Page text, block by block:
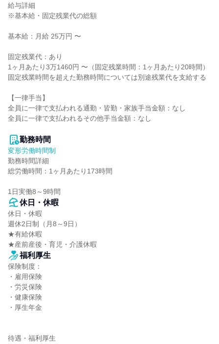
給与詳細
※基本給・固定残業代の総額
基本給：月給 25万円 〜
固定残業代：あり
1ヶ月あたり3万1460円 〜（固定残業時間：1ヶ月あたり20時間）
固定残業時間を超えた勤務時間については別途残業代を支給する
【一律手当】
全員に一律で支払われる通勤・皆勤・家族手当金額：なし
全員に一律で支払われるその他手当金額：なし
勤務時間
変形労働時間制
勤務時間詳細
総労働時間：1ヶ月あたり173時間
1日実働8～9時間
休日・休暇
休日・休暇
週休2日制（月8～9日）
★有給休暇
★産前産後・育児・介護休暇
福利厚生
保険制度：
・雇用保険
・労災保険
・健康保険
・厚生年金
待遇・福利厚生